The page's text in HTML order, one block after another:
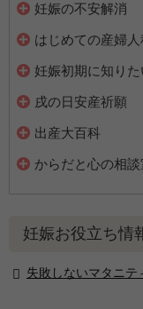
妊娠の不安解消
はじめての産婦人
妊娠初期に知りた
戌の日安産祈願
出産大百科
からだと心の相談
妊娠お役立ち情
失敗しないマタニテ